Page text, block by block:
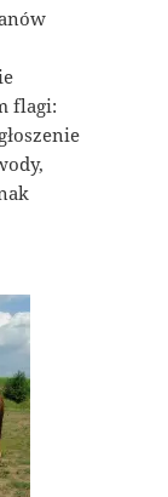
flagi:
zawody,